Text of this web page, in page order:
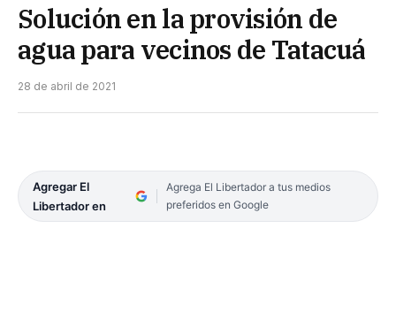
Solución en la provisión de
agua para vecinos de Tatacuá
28 de abril de 2021
Agregar El
Libertador en
Agrega El Libertador a tus medios
preferidos en Google